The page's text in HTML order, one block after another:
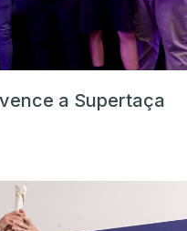
a Supertaça